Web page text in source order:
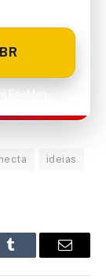
ideias
Tumblr Email